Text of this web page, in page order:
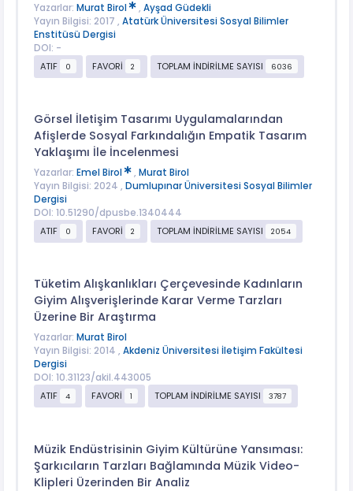
Yazarlar: Murat Birol , Ayşad Güdekli
Yayın Bilgisi: 2017 , Atatürk Üniversitesi Sosyal Bilimler
Enstitüsü Dergisi
DOI: -
ATIF
0 FAVORİ 2 TOPLAM İNDİRİLME SAYISI 6036
Görsel İletişim Tasarımı Uygulamalarından
Afişlerde Sosyal Farkındalığın Empatik Tasarım
Yaklaşımı İle İncelenmesi
Yazarlar: Emel Birol , Murat Birol
Yayın Bilgisi: 2024 , Dumlupınar Üniversitesi Sosyal Bilimler
Dergisi
DOI: 10.51290/dpusbe.1340444
ATIF
0 FAVORİ 2 TOPLAM İNDİRİLME SAYISI 2054
Tüketim Alışkanlıkları Çerçevesinde Kadınların
Giyim Alışverişlerinde Karar Verme Tarzları
Üzerine Bir Araştırma
Yazarlar: Murat Birol
Yayın Bilgisi: 2014 , Akdeniz Üniversitesi İletişim Fakültesi
Dergisi
DOI: 10.31123/akil.443005
ATIF
4 FAVORİ 1 TOPLAM İNDİRİLME SAYISI 3787
Müzik Endüstrisinin Giyim Kültürüne Yansıması:
Şarkıcıların Tarzları Bağlamında Müzik Video-
Klipleri Üzerinden Bir Analiz